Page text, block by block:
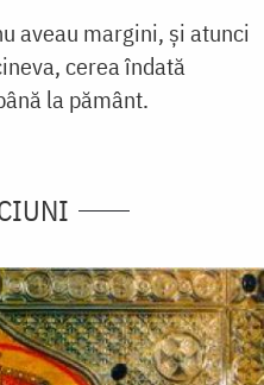
aveau margini, și atunci
cerea îndată
la pământ.